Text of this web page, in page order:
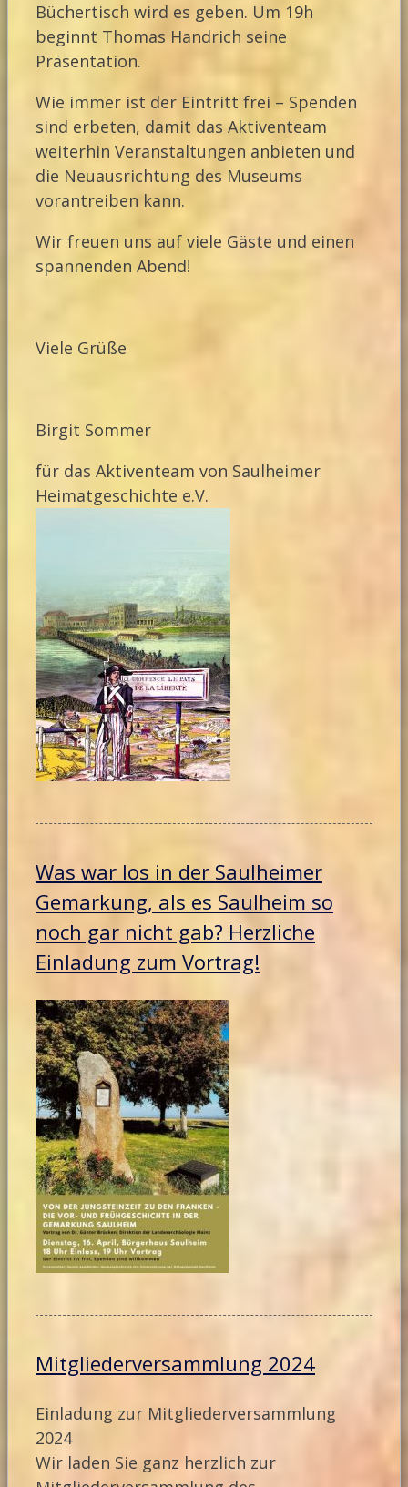
Büchertisch wird es geben. Um 19h
beginnt Thomas Handrich seine
Präsentation.
Wie immer ist der Eintritt frei – Spenden
sind erbeten, damit das Aktiventeam
weiterhin Veranstaltungen anbieten und
die Neuausrichtung des Museums
vorantreiben kann.
Wir freuen uns auf viele Gäste und einen
spannenden Abend!
Viele Grüße
Birgit Sommer
für das Aktiventeam von Saulheimer
Heimatgeschichte e.V.
Was war los in der Saulheimer
Gemarkung, als es Saulheim so
noch gar nicht gab? Herzliche
Einladung zum Vortrag!
Mitgliederversammlung 2024
Einladung zur Mitgliederversammlung
2024
Wir laden Sie ganz herzlich zur